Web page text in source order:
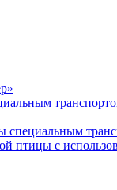
специальным
птицы с